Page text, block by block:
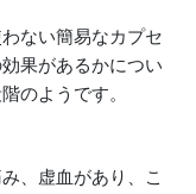
ない簡易なカプセ
果があるかについ
のようです。
、虚血があり、こ